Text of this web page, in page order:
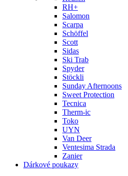
RH+
Salomon
Scarpa
Schöffel
Scott
Sidas
Ski Trab
Spyder
Stöckli
Sunday Afternoons
Sweet Protection
Tecnica
Therm-ic
Toko
UYN
Van Deer
Ventesima Strada
Zanier
Dárkové poukazy